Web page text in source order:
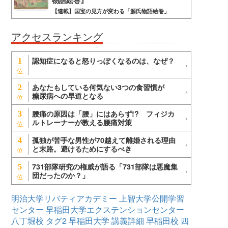
【連載】国宝の見方が変わる「源氏物語絵巻」
アクセスランキング
1 認知症になると怒りっぽくなるのは、なぜ？
2
あなたもしている何気ない3つの食習慣が
糖尿病への早道となる
3
腰痛の原因は「腰」にはあらず!? フィジカ
ルトレーナーが教える腰痛対策
4
孤独が苦手な男性が70越えて離婚される理由
と末路。避けるためにするべき
5
731部隊研究の権威が語る「731部隊は悪魔集
団だったのか？」
明治大学リバティアカデミー 上智大学公開学習
センター 早稲田大学エクステンションセンター
八丁堀校 タグ2早稲田大学 講義詳細 早稲田校 四